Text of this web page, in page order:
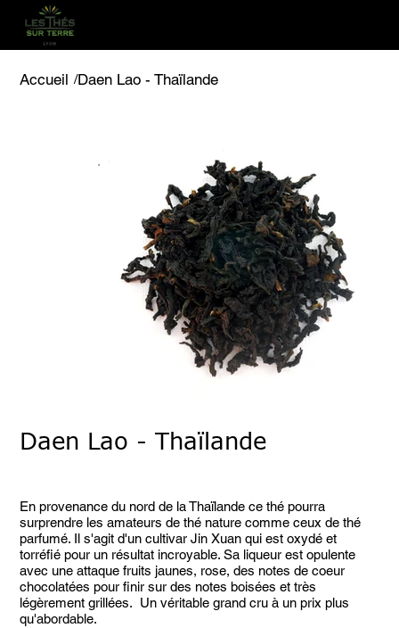
Accueil /Daen Lao - Thaïlande
Daen Lao - Thaïlande
En provenance du nord de la Thaïlande ce thé pourra
surprendre les amateurs de thé nature comme ceux de thé
parfumé. Il s'agit d'un cultivar Jin Xuan qui est oxydé et
torréfié pour un résultat incroyable. Sa liqueur est opulente
avec une attaque fruits jaunes, rose, des notes de coeur
chocolatées pour finir sur des notes boisées et très
légèrement grillées. Un véritable grand cru à un prix plus
qu'abordable.